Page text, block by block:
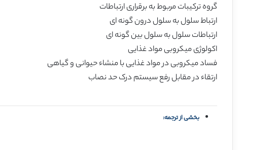
گروه ترکیبات مربوط به برقراری ارتباطات
ارتباط سلول به سلول درون گونه ای
ارتباطات سلول به سلول بین گونه ای
اکولوژی میکروبی مواد غذایی
فساد میکروبی در مواد غذایی با منشاء حیوانی و گیاهی
ارتقاء در مقابل رفع سیستم درک حد نصاب
بخشی از ترجمه: